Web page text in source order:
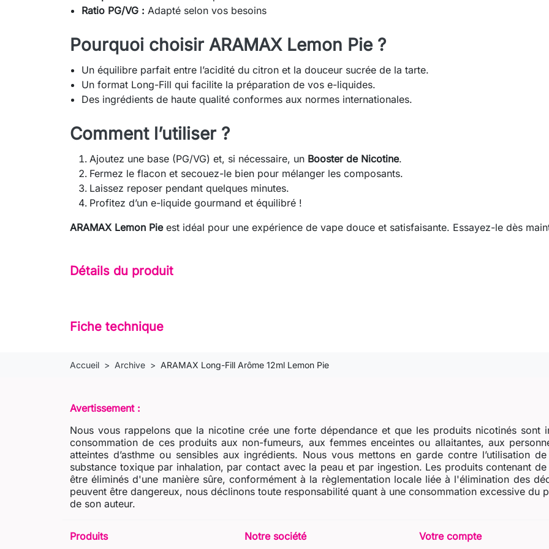
Ratio PG/VG : Adapté selon vos besoins
Pourquoi choisir ARAMAX Lemon Pie ?
Un équilibre parfait entre l’acidité du citron et la douceur sucrée de la tarte.
Un format Long-Fill qui facilite la préparation de vos e-liquides.
Des ingrédients de haute qualité conformes aux normes internationales.
Comment l’utiliser ?
Ajoutez une base (PG/VG) et, si nécessaire, un Booster de Nicotine.
Fermez le flacon et secouez-le bien pour mélanger les composants.
Laissez reposer pendant quelques minutes.
Profitez d’un e-liquide gourmand et équilibré !
ARAMAX Lemon Pieest idéal pour une expérience de vape douce et satisfaisante. Essayez-le dès
Détails du produit
Fiche technique
Accueil Archive ARAMAX Long-Fill Arôme 12ml Lemon Pie
Avertissement :
Nous vous rappelons que la nicotine crée une forte dépendance et que les produits nicotinés sont
consommation de ces produits aux non-fumeurs, aux femmes enceintes ou allaitantes, aux
atteintes d’asthme ou sensibles aux ingrédients. Nous vous mettons en garde contre l’utilisation
substance toxique par inhalation, par contact avec la peau et par ingestion. Les produits contenant
être éliminés d'une manière sûre, conformément à la règlementation locale liée à l'élimination des
peuvent être dangereux, nous déclinons toute responsabilité quant à une consommation excessive du
de son auteur.
Produits Notre société Votre compte